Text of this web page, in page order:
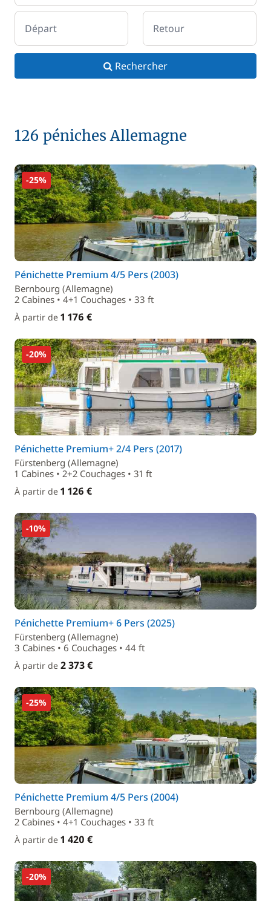
Départ Retour
Rechercher
126 péniches Allemagne
-25%
Pénichette Premium 4/5 Pers (2003)
Bernbourg (Allemagne)
2 Cabines • 4+1 Couchages • 33 ft
À partir de 1 176 €
-20%
Pénichette Premium+ 2/4 Pers (2017)
Fürstenberg (Allemagne)
1 Cabines • 2+2 Couchages • 31 ft
À partir de 1 126 €
-10%
Pénichette Premium+ 6 Pers (2025)
Fürstenberg (Allemagne)
3 Cabines • 6 Couchages • 44 ft
À partir de 2 373 €
-25%
Pénichette Premium 4/5 Pers (2004)
Bernbourg (Allemagne)
2 Cabines • 4+1 Couchages • 33 ft
À partir de 1 420 €
-20%